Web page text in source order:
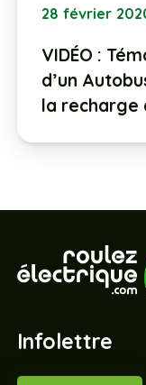
28 février
VIDÉO :
d’un
la recharge
Infolettre